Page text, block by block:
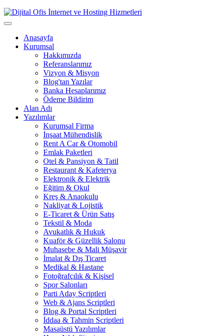
Anasayfa
Kurumsal
Hakkımızda
Referanslarımız
Vizyon & Misyon
Blog'tan Yazılar
Banka Hesaplarımız
Ödeme Bildirim
Alan Adı
Yazılımlar
Kurumsal Firma
İnşaat Mühendislik
Rent A Car & Otomobil
Emlak Paketleri
Otel & Pansiyon & Tatil
Restaurant & Kafeterya
Elektronik & Elektrik
Eğitim & Okul
Kreş & Anaokulu
Nakliyat & Lojistik
E-Ticaret & Ürün Satış
Tekstil & Moda
Avukatlık & Hukuk
Kuaför & Güzellik Salonu
Muhasebe & Mali Müşavir
İmalat & Dış Ticaret
Medikal & Hastane
Fotoğrafçılık & Kişisel
Spor Salonları
Parti Aday Scriptleri
Web & Ajans Scriptleri
Blog & Portal Scriptleri
İddaa & Tahmin Scriptleri
Masaüstü Yazılımlar